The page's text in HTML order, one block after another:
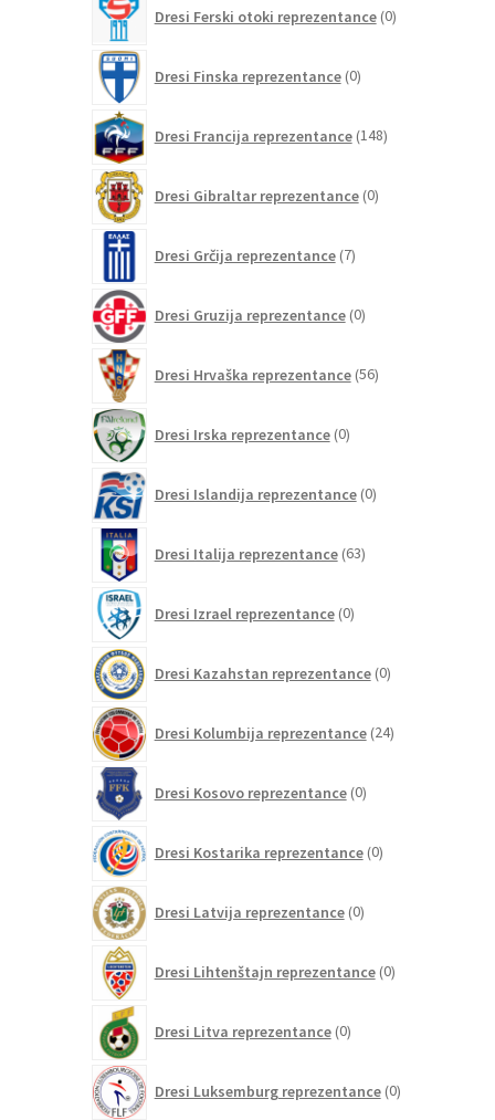
Dresi Ferski otoki reprezentance 0izdelkov
Dresi Finska reprezentance 0izdelkov
Dresi Francija reprezentance 148izdelkov
Dresi Gibraltar reprezentance 0izdelkov
Dresi Grčija reprezentance 7izdelkov
Dresi Gruzija reprezentance 0izdelkov
Dresi Hrvaška reprezentance 56izdelkov
Dresi Irska reprezentance 0izdelkov
Dresi Islandija reprezentance 0izdelkov
Dresi Italija reprezentance 63izdelkov
Dresi Izrael reprezentance 0izdelkov
Dresi Kazahstan reprezentance 0izdelkov
Dresi Kolumbija reprezentance 24izdelkov
Dresi Kosovo reprezentance 0izdelkov
Dresi Kostarika reprezentance 0izdelkov
Dresi Latvija reprezentance 0izdelkov
Dresi Lihtenštajn reprezentance 0izdelkov
Dresi Litva reprezentance 0izdelkov
Dresi Luksemburg reprezentance 0izdelkov